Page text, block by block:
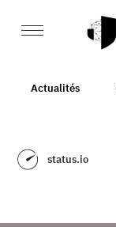
Actualités
status.io